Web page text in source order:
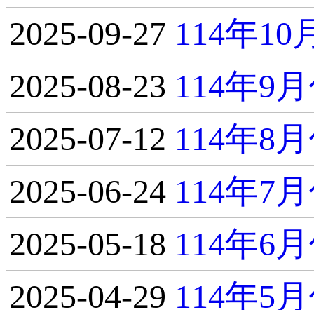
2025-09-27 114年10
2025-08-23 114年9
2025-07-12 114年8
2025-06-24 114年7
2025-05-18 114年6
2025-04-29 114年5